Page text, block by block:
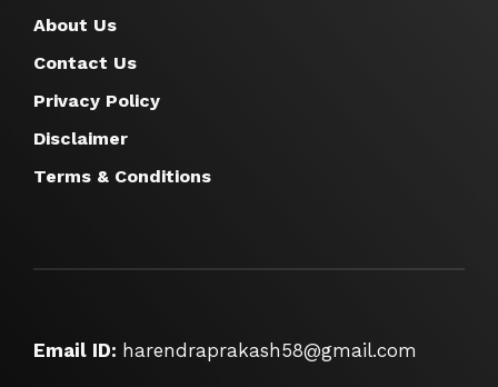
About Us
Contact Us
Privacy Policy
Disclaimer
Terms & Conditions
Email ID: harendraprakash58@gmail.com